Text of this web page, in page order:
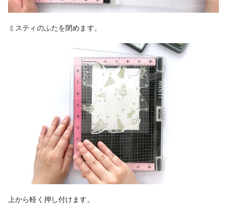
ミスティのふたを閉めます。
上から軽く押し付けます。